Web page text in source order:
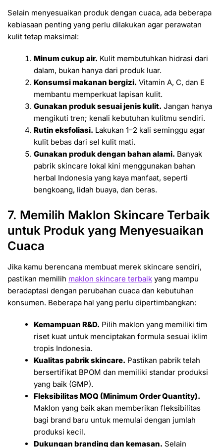
Selain menyesuaikan produk dengan cuaca, ada beberapa
kebiasaan penting yang perlu dilakukan agar perawatan
kulit tetap maksimal:
Minum cukup air. Kulit membutuhkan hidrasi dari
dalam, bukan hanya dari produk luar.
Konsumsi makanan bergizi. Vitamin A, C, dan E
membantu memperkuat lapisan kulit.
Gunakan produk sesuai jenis kulit. Jangan hanya
mengikuti tren; kenali kebutuhan kulitmu sendiri.
Rutin eksfoliasi. Lakukan 1–2 kali seminggu agar
kulit bebas dari sel kulit mati.
Gunakan produk dengan bahan alami. Banyak
pabrik skincare lokal kini menggunakan bahan
herbal Indonesia yang kaya manfaat, seperti
bengkoang, lidah buaya, dan beras.
7. Memilih Maklon Skincare Terbaik
untuk Produk yang Menyesuaikan
Cuaca
Jika kamu berencana membuat merek skincare sendiri,
pastikan memilih maklon skincare terbaik yang mampu
beradaptasi dengan perubahan cuaca dan kebutuhan
konsumen. Beberapa hal yang perlu dipertimbangkan:
Kemampuan R&D. Pilih maklon yang memiliki tim
riset kuat untuk menciptakan formula sesuai iklim
tropis Indonesia.
Kualitas pabrik skincare. Pastikan pabrik telah
bersertifikat BPOM dan memiliki standar produksi
yang baik (GMP).
Fleksibilitas MOQ (Minimum Order Quantity).
Maklon yang baik akan memberikan fleksibilitas
bagi brand baru untuk memulai dengan jumlah
produksi kecil.
Dukungan branding dan kemasan. Selain